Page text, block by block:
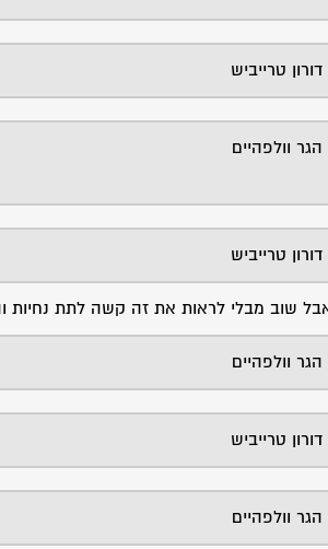
דורון טרייביש
הגר וולפהיים
דורון טרייביש
שוב מבלי לראות את זה קשה לתת נחיות
הגר וולפהיים
דורון טרייביש
הגר וולפהיים